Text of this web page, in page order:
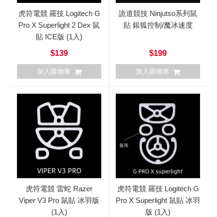
虎符電競 羅技 Logitech G
Pro X Superlight 2 Dex 鼠
貼 ICE版 (1入)
$139
加入購物車
詭道競技 Ninjutso系列鼠
貼 銀狐控制/魔冰速度
$199
加入購物車
虎符電競 雷蛇 Razer
Viper V3 Pro 鼠貼 冰羽版
(1入)
虎符電競 羅技 Logitech G
Pro X Superlight 鼠貼 冰羽
版 (1入)